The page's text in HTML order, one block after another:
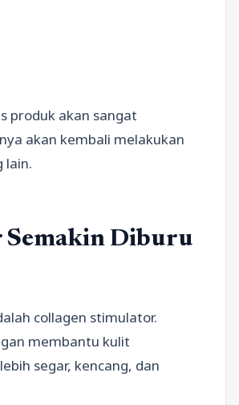
produk akan sangat
akan kembali melakukan
lain.
Diburu
collagen stimulator.
membantu kulit
segar, kencang, dan